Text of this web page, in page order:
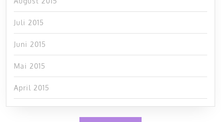
Juli 2015
Juni 2015
Mai 2015
April 2015